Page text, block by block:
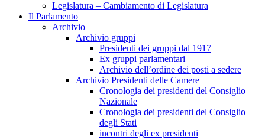
Legislatura – Cambiamento di Legislatura
Il Parlamento
Archivio
Archivio gruppi
Presidenti dei gruppi dal 1917
Ex gruppi parlamentari
Archivio dell’ordine dei posti a sedere
Archivio Presidenti delle Camere
Cronologia dei presidenti del Consiglio
Nazionale
Cronologia dei presidenti del Consiglio
degli Stati
incontri degli ex presidenti